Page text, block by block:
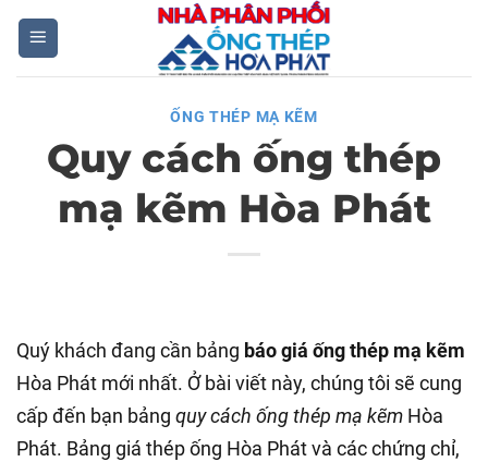
Skip
content
ỐNG THÉP MẠ KẼM
Quy cách ống thép
mạ kẽm Hòa Phát
Quý khách đang cần bảng báo giá ống thép mạ kẽm
Hòa Phát mới nhất. Ở bài viết này, chúng tôi sẽ cung
cấp đến bạn bảng quy cách ống thép mạ kẽm Hòa
Phát. Bảng giá thép ống Hòa Phát và các chứng chỉ,